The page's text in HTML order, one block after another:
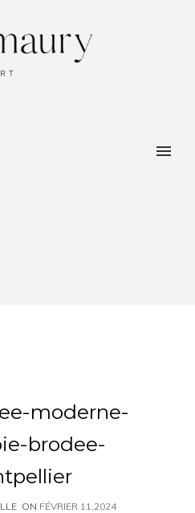
moderne-
brodee-
ON FÉVRIER 11,2024